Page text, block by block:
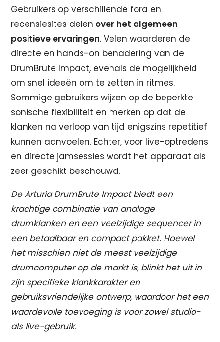
Gebruikers op verschillende fora en
recensiesites delen over het algemeen
positieve ervaringen. Velen waarderen de
directe en hands-on benadering van de
DrumBrute Impact, evenals de mogelijkheid
om snel ideeën om te zetten in ritmes.
Sommige gebruikers wijzen op de beperkte
sonische flexibiliteit en merken op dat de
klanken na verloop van tijd enigszins repetitief
kunnen aanvoelen. Echter, voor live-optredens
en directe jamsessies wordt het apparaat als
zeer geschikt beschouwd.
De Arturia DrumBrute Impact biedt een
krachtige combinatie van analoge
drumklanken en een veelzijdige sequencer in
een betaalbaar en compact pakket. Hoewel
het misschien niet de meest veelzijdige
drumcomputer op de markt is, blinkt het uit in
zijn specifieke klankkarakter en
gebruiksvriendelijke ontwerp, waardoor het een
waardevolle toevoeging is voor zowel studio-
als live-gebruik.